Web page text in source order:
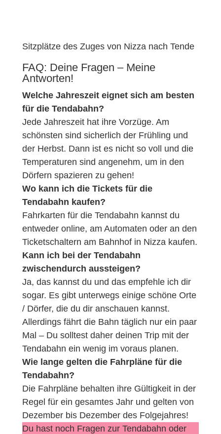
Sitzplätze des Zuges von Nizza nach Tende
FAQ: Deine Fragen – Meine
Antworten!
Welche Jahreszeit eignet sich am besten
für die Tendabahn?
Jede Jahreszeit hat ihre Vorzüge. Am
schönsten sind sicherlich der Frühling und
der Herbst. Dann ist es nicht so voll und die
Temperaturen sind angenehm, um in den
Dörfern spazieren zu gehen!
Wo kann ich die Tickets für die
Tendabahn kaufen?
Fahrkarten für die Tendabahn kannst du
entweder online, am Automaten oder an den
Ticketschaltern am Bahnhof in Nizza kaufen.
Kann ich bei der Tendabahn
zwischendurch aussteigen?
Ja, das kannst du und das empfehle ich dir
sogar. Es gibt unterwegs einige schöne Orte
/ Dörfer, die du dir anschauen kannst.
Allerdings fährt die Bahn täglich nur ein paar
Mal – Du solltest daher deinen Trip mit der
Tendabahn ein wenig im voraus planen.
Wie lange gelten die Fahrpläne für die
Tendabahn?
Die Fahrpläne behalten ihre Gültigkeit in der
Regel für ein gesamtes Jahr und gelten von
Dezember bis Dezember des Folgejahres!
Du hast noch Fragen zur Tendabahn oder